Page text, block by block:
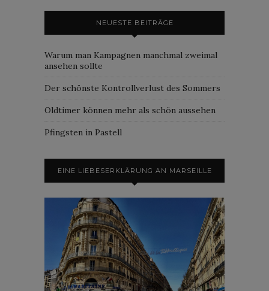
NEUESTE BEITRÄGE
Warum man Kampagnen manchmal zweimal
ansehen sollte
Der schönste Kontrollverlust des Sommers
Oldtimer können mehr als schön aussehen
Pfingsten in Pastell
EINE LIEBESERKLÄRUNG AN MARSEILLE